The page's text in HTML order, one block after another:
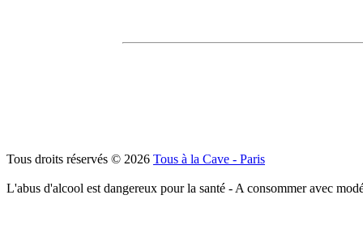
Tous droits réservés © 2026 Tous à la Cave - Paris
L'abus d'alcool est dangereux pour la santé - A consommer avec